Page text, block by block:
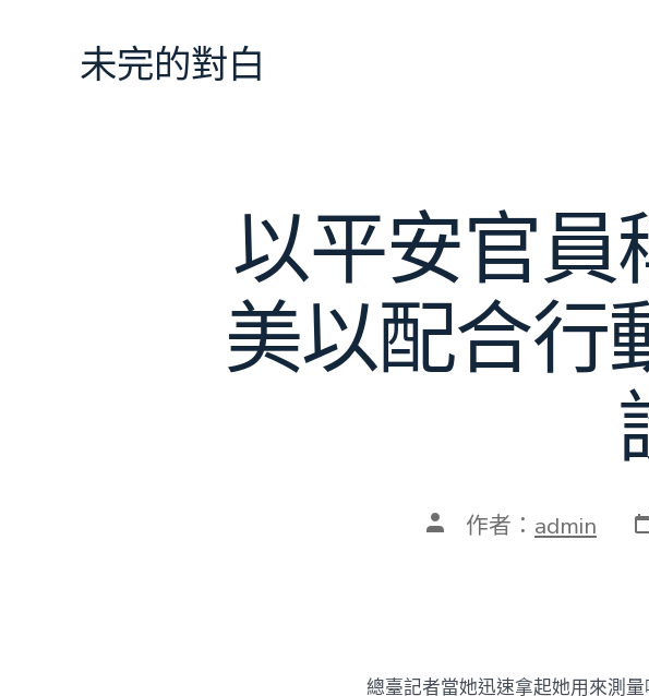
未完的對白
以平安官員
美以配合行
文 作者： admin
總臺記者當她迅速拿起她用來測